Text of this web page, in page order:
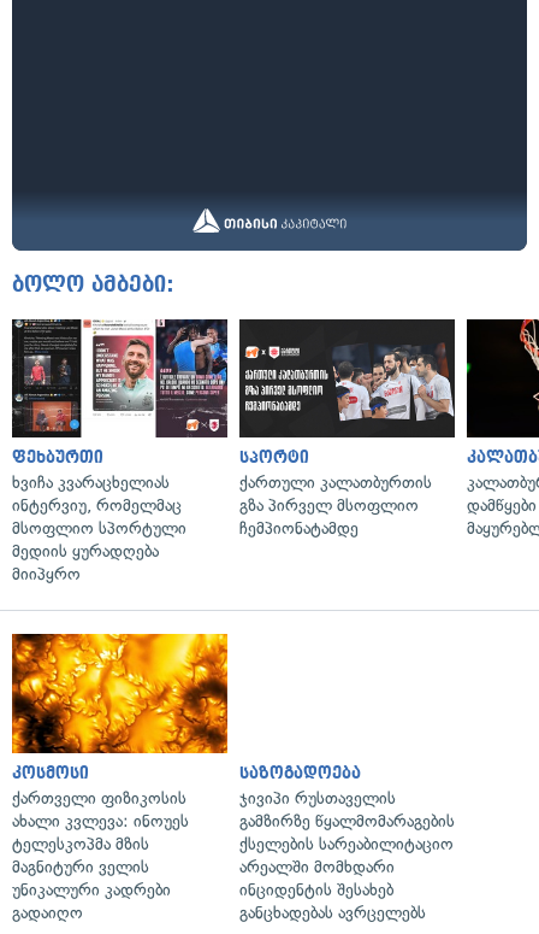
ბოლო ამბები:
ფეხბურთი
ხვიჩა კვარაცხელიას
ინტერვიუ, რომელმაც
მსოფლიო სპორტული
მედიის ყურადღება
მიიპყრო
სპორტი
ქართული კალათბურთის
გზა პირველ მსოფლიო
ჩემპიონატამდე
დამწყები
კოსმოსი
ქართველი ფიზიკოსის
ახალი კვლევა: ინოუეს
ტელესკოპმა მზის
მაგნიტური ველის
უნიკალური კადრები
გადაიღო
საზოგადოება
ჯივიპი რუსთაველის
გამზირზე წყალმომარაგების
ქსელების სარეაბილიტაციო
არეალში მომხდარი
ინციდენტის შესახებ
განცხადებას ავრცელებს